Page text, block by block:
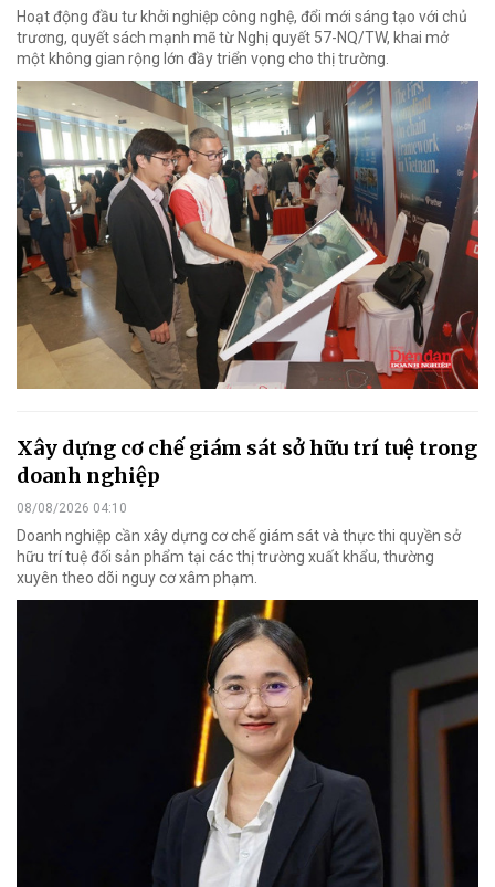
Hoạt động đầu tư khởi nghiệp công nghệ, đổi mới sáng tạo với chủ
trương, quyết sách mạnh mẽ từ Nghị quyết 57-NQ/TW, khai mở
một không gian rộng lớn đầy triển vọng cho thị trường.
Xây dựng cơ chế giám sát sở hữu trí tuệ trong
doanh nghiệp
08/08/2026 04:10
Doanh nghiệp cần xây dựng cơ chế giám sát và thực thi quyền sở
hữu trí tuệ đối sản phẩm tại các thị trường xuất khẩu, thường
xuyên theo dõi nguy cơ xâm phạm.